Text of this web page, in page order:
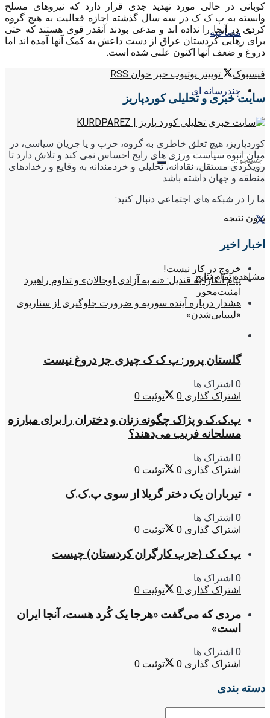
مصاحبه
چندرسانه ای
بدون نتیجه
مشاهده تمام نتایج
کوبانی در حالی مورد تهدید جدی قرار دارد که نیروهای مسلح
وابسته به پ ک ک در سه سال گذشته اجازه فعالیت به هیچ گروه
کردی در آنجا را نداده اند و مدعی بودند آنقدر قوی هستند که حتی
برای رهایی کردستان عراق از دست داعش به کمک آنها آمده اند اما
دروغ و ضعف آنها اکنون علنی شده است.
فیسبوک
توییتر یوتیوب خبر خوان RSS
سایت خبری و تحلیلی کوردپاریز
کوردپاریز، هیچ تعلق خاطری به گروه، حزب و یا جریان سیاسی، در
میان انبوه سیاست ورزی های رایج احساس نمی کند و تلاش دارد تا
رویکردی مستقل، نقادانه، تحلیلی و خردمندانه به وقایع و رخدادهای
منطقه و جهان داشته باشد.
ما را در شبکه های اجتماعی دنبال کنید:
اخبار اخیر
خروج در کار نیست!
پیام آنکارا به قندیل: «نه به آزادی اوجالان» و تداوم راهبرد
امنیت‌محور
هشدار درباره آینده سوریه و ضرورت جلوگیری از سناریوی
«لیبیایی‌شدن»
گلستان پرور: پ ک ک چیزی جز دروغ نیست
0 اشتراک ها
اشتراک گذاری 0 توئیت 0
پ.ک.ک و پژاک چگونه زنان و دختران را برای مبارزه
مسلحانه فریب می‌دهند؟
0 اشتراک ها
اشتراک گذاری 0 توئیت 0
تیرباران یک دختر گریلا از سوی پ.ک.ک
0 اشتراک ها
اشتراک گذاری 0 توئیت 0
پ ک ک (حزب کارگران کردستان) چیست
0 اشتراک ها
اشتراک گذاری 0 توئیت 0
مردی که می‌گفت «هرجا یک کُرد هست، آنجا ایران
است»
0 اشتراک ها
اشتراک گذاری 0 توئیت 0
دسته بندی
دسته